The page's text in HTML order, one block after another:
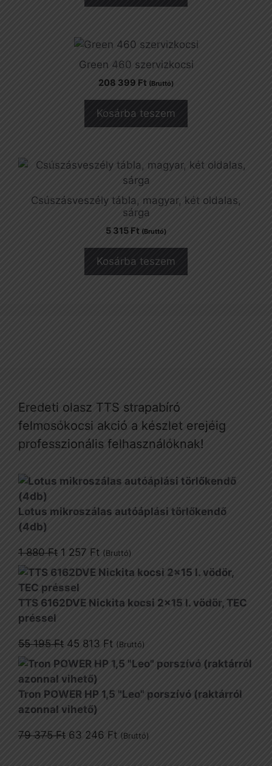
Green 460 szervizkocsi
208 399 Ft (Bruttó)
Kosárba teszem
Csúszásveszély tábla, magyar, két oldalas,
sárga
5 315 Ft (Bruttó)
Kosárba teszem
Eredeti olasz TTS strapabíró
felmosókocsi akció a készlet erejéig
professzionális felhasználóknak!
Lotus mikroszálas autóáplási törlőkendő
(4db)
1 880Ft Original
price
was:
1
1 257 FtCurrent
price
(Bruttó)
TTS 6162DVE Nickita kocsi 2x15 l. vödör, TEC
préssel
55 195Ft Original
price
was:
55
195 Ft.
45 813 FtCurrent
price
is:
45
(Bruttó)
Tron POWER HP 1,5 "Leo" porszívó (raktárról
azonnal vihető)
79 375Ft Original
63 246 FtCurrent
(Bruttó)